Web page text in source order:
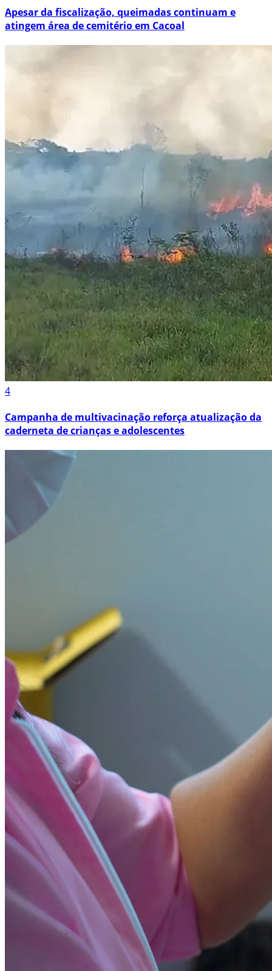
Apesar da fiscalização, queimadas continuam e
atingem área de cemitério em Cacoal
4
Campanha de multivacinação reforça atualização da
caderneta de crianças e adolescentes